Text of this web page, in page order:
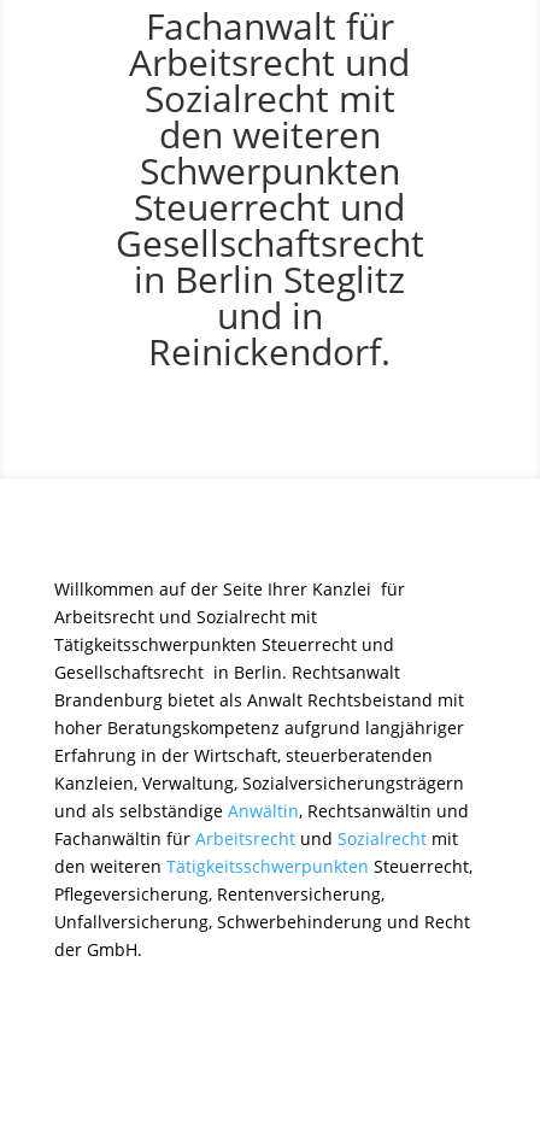
Fachanwalt für
Arbeitsrecht und
Sozialrecht mit
den weiteren
Schwerpunkten
Steuerrecht und
Gesellschaftsrecht
in Berlin Steglitz
und in
Reinickendorf.
Willkommen auf der Seite Ihrer Kanzlei für
Arbeitsrecht und Sozialrecht mit
Tätigkeitsschwerpunkten Steuerrecht und
Gesellschaftsrecht in Berlin. Rechtsanwalt
Brandenburg bietet als Anwalt Rechtsbeistand mit
hoher Beratungskompetenz aufgrund langjähriger
Erfahrung in der Wirtschaft, steuerberatenden
Kanzleien, Verwaltung, Sozialversicherungsträgern
und als selbständige Anwältin, Rechtsanwältin und
Fachanwältin für Arbeitsrechtund Sozialrechtmit
den weiteren Tätigkeitsschwerpunkten Steuerrecht,
Pflegeversicherung, Rentenversicherung,
Unfallversicherung, Schwerbehinderung und Recht
der GmbH.